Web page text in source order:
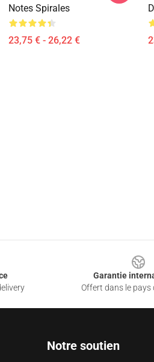
Notes Spirales
23,75 € - 26,22 €
Garantie
Offert dans le pays
Notre soutien